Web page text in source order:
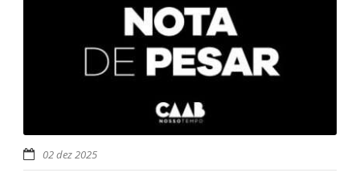
02 dez 2025